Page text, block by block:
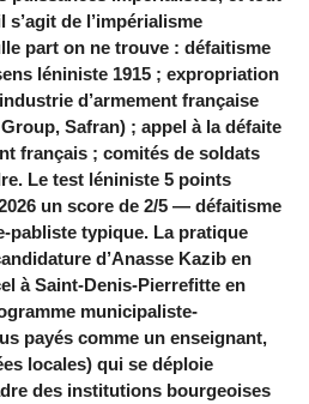
de l’impérialisme
part on ne trouve : défaitisme
léniniste 1915 ; expropriation
d’armement française
Safran) ; appel à la défaite
français ; comités de soldats
Le test léniniste 5 points
un score de 2/5 — défaitisme
pabliste typique. La pratique
d’Anasse Kazib en
à Saint-Denis-Pierrefitte en
municipaliste-
payés comme un enseignant,
locales) qui se déploie
des institutions bourgeoises